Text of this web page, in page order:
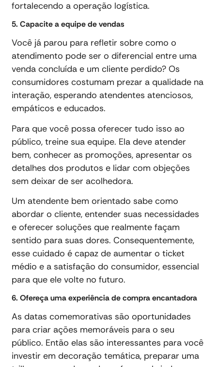
fortalecendo a operação logística.
5. Capacite a equipe de vendas
Você já parou para refletir sobre como o
atendimento pode ser o diferencial entre uma
venda concluída e um cliente perdido? Os
consumidores costumam prezar a qualidade na
interação, esperando atendentes atenciosos,
empáticos e educados.
Para que você possa oferecer tudo isso ao
público, treine sua equipe. Ela deve atender
bem, conhecer as promoções, apresentar os
detalhes dos produtos e lidar com objeções
sem deixar de ser acolhedora.
Um atendente bem orientado sabe como
abordar o cliente, entender suas necessidades
e oferecer soluções que realmente façam
sentido para suas dores. Consequentemente,
esse cuidado é capaz de aumentar o ticket
médio e a satisfação do consumidor, essencial
para que ele volte no futuro.
6. Ofereça uma experiência de compra encantadora
As datas comemorativas são oportunidades
para criar ações memoráveis para o seu
público. Então elas são interessantes para você
investir em decoração temática, preparar uma